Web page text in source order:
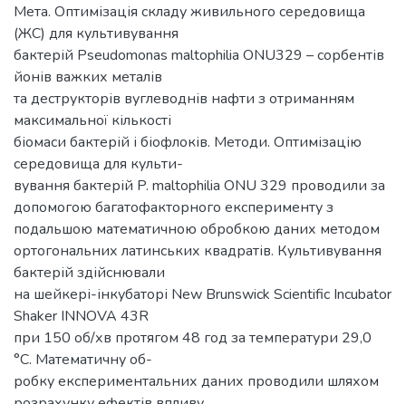
Мета. Оптимізація складу живильного середовища
(ЖС) для культивування
бактерій Pseudomonas maltophilia ОNU329 – сорбентів
йонів важких металів
та деструкторів вуглеводнів нафти з отриманням
максимальної кількості
біомаси бактерій і біофлоків. Методи. Оптимізацію
середовища для культи-
вування бактерій P. maltophilia ОNU 329 проводили за
допомогою багатофакторного експерименту з
подальшою математичною обробкою даних методом
ортогональних латинських квадратів. Культивування
бактерій здійснювали
на шейкері-інкубаторі New Brunswick Scientific Incubator
Shaker INNOVA 43R
при 150 об/хв протягом 48 год за температури 29,0
°С. Математичну об-
робку експериментальних даних проводили шляхом